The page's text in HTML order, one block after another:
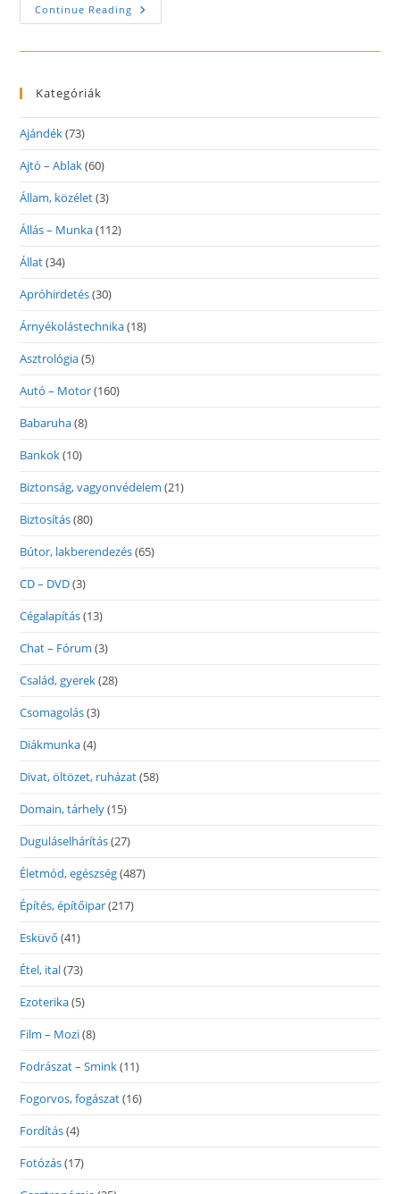
Continue Reading Pénzügyekről
Egyszerűen,
Kategóriák
Ajándék(73)
Ajtó – Ablak(60)
Állam, közélet(3)
Állás – Munka(112)
Állat(34)
Apróhirdetés(30)
Árnyékolástechnika(18)
Asztrológia(5)
Autó – Motor(160)
Babaruha(8)
Bankok(10)
Biztonság, vagyonvédelem (21)
Biztosítás(80)
Bútor, lakberendezés(65)
CD – DVD(3)
Cégalapítás(13)
Chat – Fórum (3)
Család, gyerek(28)
Csomagolás(3)
Diákmunka(4)
Divat, öltözet, ruházat(58)
Domain, tárhely(15)
Duguláselhárítás(27)
Életmód, egészség(487)
Építés, építőipar(217)
Esküvő (41)
Étel, ital(73)
Ezoterika(5)
Film – Mozi(8)
Fodrászat – Smink(11)
Fogorvos, fogászat(16)
Fordítás(4)
Fotózás(17)